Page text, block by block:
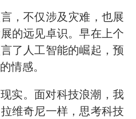
，不仅涉及灾难，也展
的远见卓识。早在上个
了人工智能的崛起，预
情感。
实。面对科技浪潮，我
维奇尼一样，思考科技